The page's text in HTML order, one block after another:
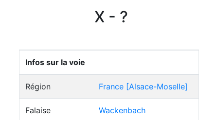
X - ?
Infos sur la voie
Région France [Alsace-Moselle]
Falaise Wackenbach